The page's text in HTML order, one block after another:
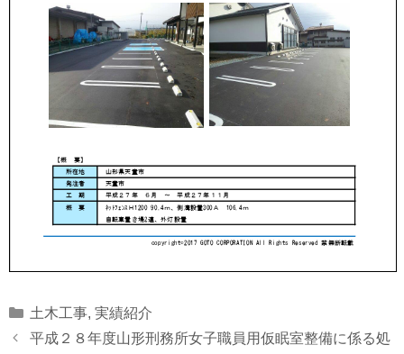
Categories
土木工事, 実績紹介
平成２８年度山形刑務所女子職員用仮眠室整備に係る処